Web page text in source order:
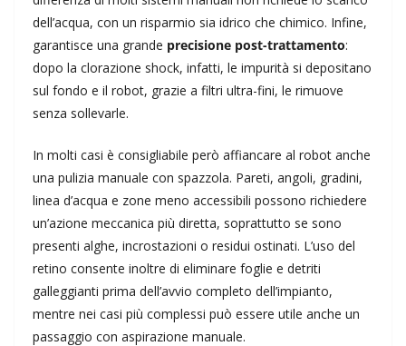
dell’acqua, con un risparmio sia idrico che chimico. Infine,
garantisce una grande precisione post-trattamento:
dopo la clorazione shock, infatti, le impurità si depositano
sul fondo e il robot, grazie a filtri ultra-fini, le rimuove
senza sollevarle.
In molti casi è consigliabile però affiancare al robot anche
una pulizia manuale con spazzola. Pareti, angoli, gradini,
linea d’acqua e zone meno accessibili possono richiedere
un’azione meccanica più diretta, soprattutto se sono
presenti alghe, incrostazioni o residui ostinati. L’uso del
retino consente inoltre di eliminare foglie e detriti
galleggianti prima dell’avvio completo dell’impianto,
mentre nei casi più complessi può essere utile anche un
passaggio con aspirazione manuale.